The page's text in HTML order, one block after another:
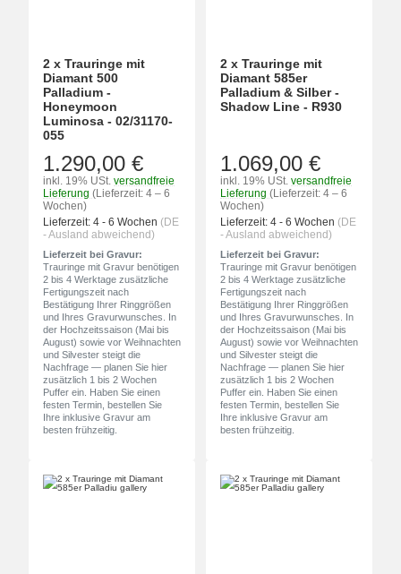
2 x Trauringe mit
Diamant 500
Palladium -
Honeymoon
Luminosa - 02/31170-
055
1.290,00 €
inkl. 19% USt. versandfreie
Lieferung (Lieferzeit: 4 – 6
Wochen)
Lieferzeit: 4 - 6 Wochen (DE
- Ausland abweichend)
Lieferzeit bei Gravur:
Trauringe mit Gravur benötigen
2 bis 4 Werktage zusätzliche
Fertigungszeit nach
Bestätigung Ihrer Ringgrößen
und Ihres Gravurwunsches. In
der Hochzeitssaison (Mai bis
August) sowie vor Weihnachten
und Silvester steigt die
Nachfrage — planen Sie hier
zusätzlich 1 bis 2 Wochen
Puffer ein. Haben Sie einen
festen Termin, bestellen Sie
Ihre inklusive Gravur am
besten frühzeitig.
2 x Trauringe mit
Diamant 585er
Palladium & Silber -
Shadow Line - R930
1.069,00 €
inkl. 19% USt. versandfreie
Lieferung (Lieferzeit: 4 – 6
Wochen)
Lieferzeit: 4 - 6 Wochen (DE
- Ausland abweichend)
Lieferzeit bei Gravur:
Trauringe mit Gravur benötigen
2 bis 4 Werktage zusätzliche
Fertigungszeit nach
Bestätigung Ihrer Ringgrößen
und Ihres Gravurwunsches. In
der Hochzeitssaison (Mai bis
August) sowie vor Weihnachten
und Silvester steigt die
Nachfrage — planen Sie hier
zusätzlich 1 bis 2 Wochen
Puffer ein. Haben Sie einen
festen Termin, bestellen Sie
Ihre inklusive Gravur am
besten frühzeitig.